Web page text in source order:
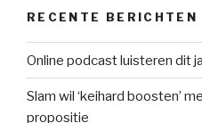
RECENTE BERICHTEN
Online podcast luisteren dit
Slam wil ‘keihard boosten’
propositie